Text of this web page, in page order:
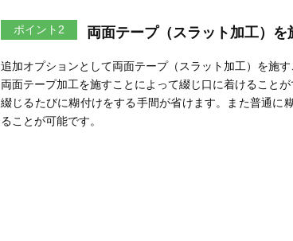
ポイント2 両面テープ（スラット加工）を
追加オプションとして両面テープ（スラット加工）を施す
両面テープ加工を施すことによって綴じ口に着けることが
綴じるたびに糊付けをする手間が省けます。また普通に
ることが可能です。